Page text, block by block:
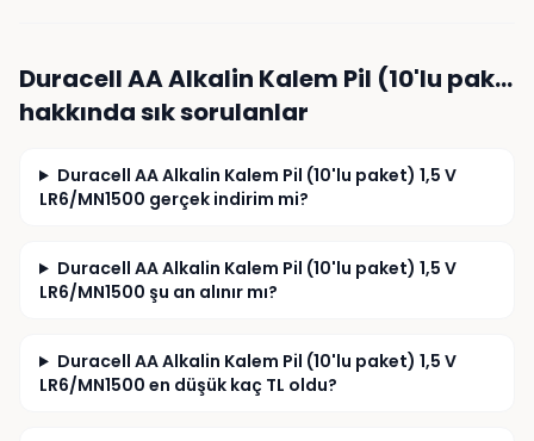
Duracell AA Alkalin Kalem Pil (10'lu pak…
hakkında sık sorulanlar
Duracell AA Alkalin Kalem Pil (10'lu paket) 1,5 V
LR6/MN1500 gerçek indirim mi?
Duracell AA Alkalin Kalem Pil (10'lu paket) 1,5 V
LR6/MN1500 şu an alınır mı?
Duracell AA Alkalin Kalem Pil (10'lu paket) 1,5 V
LR6/MN1500 en düşük kaç TL oldu?